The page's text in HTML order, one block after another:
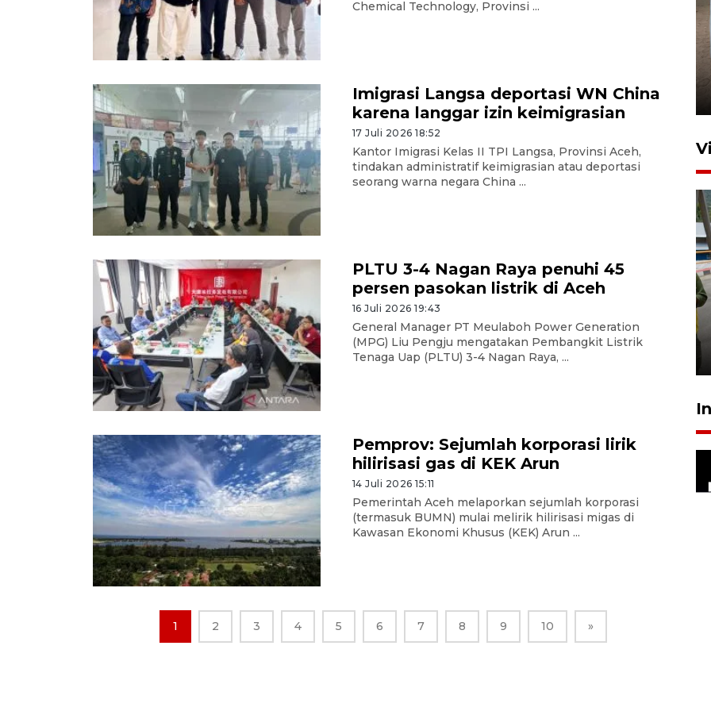
Chemical Technology, Provinsi ...
Imigrasi Langsa deportasi WN China
karena langgar izin keimigrasian
17 Juli 2026 18:52
Kantor Imigrasi Kelas II TPI Langsa, Provinsi Aceh,
tindakan administratif keimigrasian atau deportasi
seorang warna negara China ...
PLTU 3-4 Nagan Raya penuhi 45
persen pasokan listrik di Aceh
16 Juli 2026 19:43
General Manager PT Meulaboh Power Generation
(MPG) Liu Pengju mengatakan Pembangkit Listrik
Tenaga Uap (PLTU) 3-4 Nagan Raya, ...
Pemprov: Sejumlah korporasi lirik
hilirisasi gas di KEK Arun
14 Juli 2026 15:11
Pemerintah Aceh melaporkan sejumlah korporasi
(termasuk BUMN) mulai melirik hilirisasi migas di
Kawasan Ekonomi Khusus (KEK) Arun ...
1 2 3 4 5 6 7 8 9 10 »
2 Juni 2026 10:33
KKP beri benur hingga
eskavator untuk pemulihan
tambak di Aceh Utara
6 Agustus 2026 16:44